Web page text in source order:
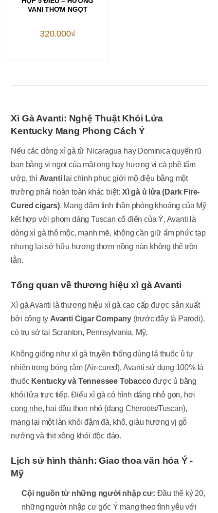
VANI THƠM NGỌT
320.000₫
Xì Gà Avanti: Nghệ Thuật Khói Lửa
Kentucky Mang Phong Cách Ý
Nếu các dòng xì gà từ Nicaragua hay Dominica quyến rũ
bạn bằng vị ngọt của mật ong hay hương vị cà phê tẩm
ướp, thì Avantilại chinh phục giới mộ điệu bằng một
trường phái hoàn toàn khác biệt: Xì gà ủ lửa (Dark Fire-
Cured cigars). Mang đậm tinh thần phóng khoáng của Mỹ
kết hợp với phom dáng Tuscan cổ điển của Ý, Avanti là
dòng xì gà thô mộc, mạnh mẽ, không cần giữ ẩm phức tạp
nhưng lại sở hữu hương thơm nồng nàn không thể trộn
lẫn.
Tổng quan về thương hiệu xì gà Avanti
Xì gà Avanti là thương hiệu xì gà cao cấp được sản xuất
bởi công ty Avanti Cigar Company (trước đây là Parodi),
có trụ sở tại Scranton, Pennsylvania, Mỹ.
Không giống như xì gà truyền thống dùng lá thuốc ủ tự
nhiên trong bóng râm (Air-cured), Avanti sử dụng 100% lá
thuốc Kentucky và Tennessee Tobaccođược ủ bằng
khói lửa trực tiếp. Điếu xì gà có hình dáng nhỏ gọn, hơi
cong nhẹ, hai đầu thon nhỏ (dạng Cheroots/Tuscan),
mang lại một làn khói đậm đà, khô, giàu hương vị gỗ
nướng và thịt xông khói độc đáo.
Lịch sử hình thành: Giao thoa văn hóa Ý -
Mỹ
Cội nguồn từ những người nhập cư: Đầu thế kỷ 20,
những người nhập cư gốc Ý mang theo tình yêu với